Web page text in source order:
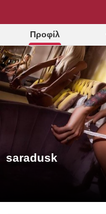
Προφίλ
saradusk